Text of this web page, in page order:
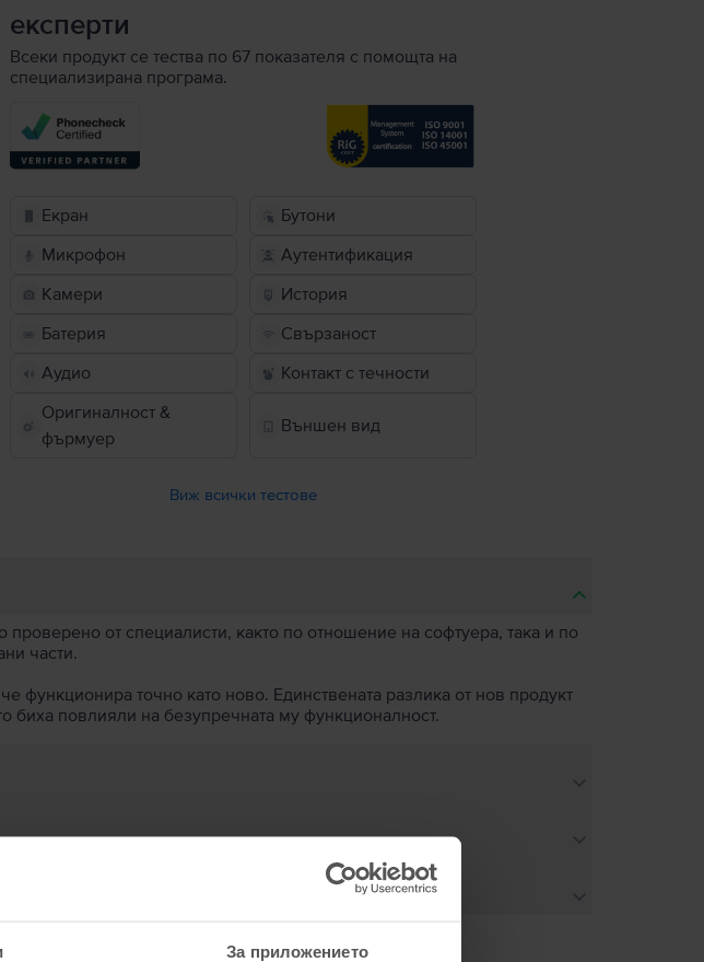
За приложението
експерти
Всеки продукт се тества по 67 показателя с помощта на
специализирана програма.
Екран
Бутони
Микрофон
Аутентификация
Камери
История
Батерия
Свързаност
Аудио
Контакт с течности
Оригиналност &
фърмуер
Външен вид
Виж всички тестове
от специалисти, както по отношение на софтуера, така и по
части.
функционира точно като ново. Единствената разлика от нов продукт
биха повлияли на безупречната му функционалност.